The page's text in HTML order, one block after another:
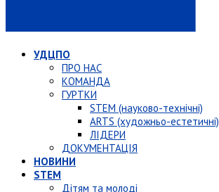
УДЦПО
ПРО НАС
КОМАНДА
ГУРТКИ
STEM (науково-технічні)
ARTS (художньо-естетичні)
ЛІДЕРИ
ДОКУМЕНТАЦІЯ
НОВИНИ
STEM
Дітям та молоді